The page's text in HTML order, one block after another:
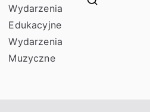
Wydarzenia
Edukacyjne
Wydarzenia
Muzyczne